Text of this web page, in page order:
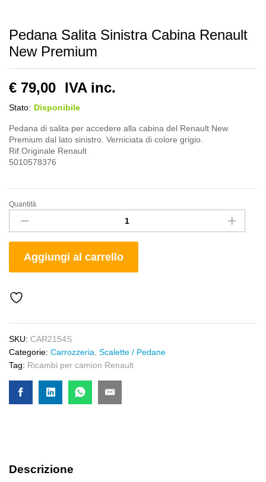
Pedana Salita Sinistra Cabina Renault
New Premium
€ 79,00 IVA inc.
Stato: Disponibile
Pedana di salita per accedere alla cabina del Renault New
Premium dal lato sinistro. Verniciata di colore grigio.
Rif.Originale Renault
5010578376
Pedana
Salita
Sinistra
Cabina
Renault
New
quantity
Quantità
Aggiungi al carrello
SKU: CAR2154S
Categorie: Carrozzeria, Scalette / Pedane
Tag: Ricambi per camion Renault
Descrizione